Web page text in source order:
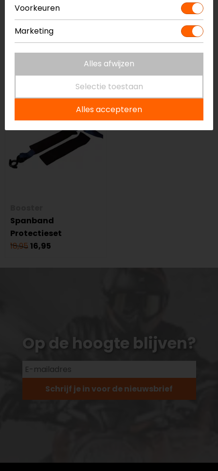
Booster
5,954,95
series
35,00
-11%
Spanband
Protectieset
18,9516,95
Op de hoogte blijven?
Schrijf je in voor de nieuwsbrief
Voorkeuren
Marketing
Alles afwijzen
Selectie toestaan
Alles accepteren